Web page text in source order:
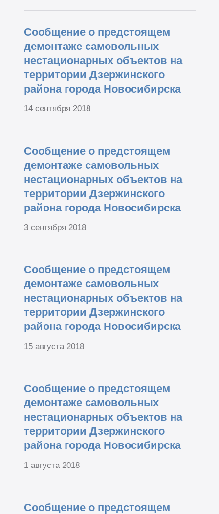
Сообщение о предстоящем
демонтаже самовольных
нестационарных объектов на
территории Дзержинского
района города Новосибирска
14 сентября 2018
Сообщение о предстоящем
демонтаже самовольных
нестационарных объектов на
территории Дзержинского
района города Новосибирска
3 сентября 2018
Сообщение о предстоящем
демонтаже самовольных
нестационарных объектов на
территории Дзержинского
района города Новосибирска
15 августа 2018
Сообщение о предстоящем
демонтаже самовольных
нестационарных объектов на
территории Дзержинского
района города Новосибирска
1 августа 2018
Сообщение о предстоящем